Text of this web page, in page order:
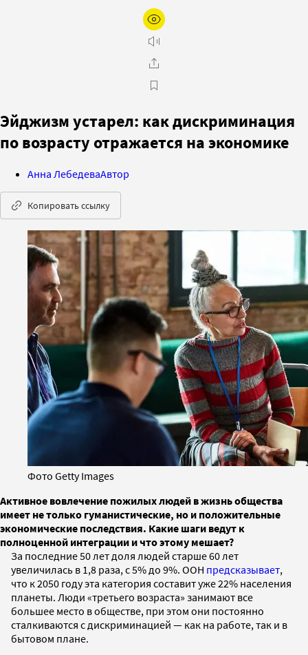
Эйджизм устарел: как дискриминация
по возрасту отражается на экономике
Анна ЛебедеваАвтор
Копировать ссылку
Фото Getty Images
Активное вовлечение пожилых людей в жизнь общества
имеет не только гуманистические, но и положительные
экономические последствия. Какие шаги ведут к
полноценной интеграции и что этому мешает?
За последние 50 лет доля людей старше 60 лет
увеличилась в 1,8 раза, с 5% до 9%. ООН предсказывает,
что к 2050 году эта категория составит уже 22% населения
планеты. Люди «третьего возраста» занимают все
большее место в обществе, при этом они постоянно
сталкиваются с дискриминацией — как на работе, так и в
бытовом плане.